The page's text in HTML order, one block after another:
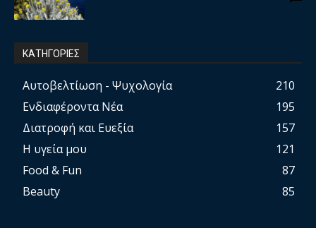
ΚΑΤΗΓΟΡΙΕΣ
Αυτοβελτίωση - Ψυχολογία
210
Ενδιαφέροντα Νέα
195
Διατροφή και Ευεξία
157
Η υγεία μου
121
Food & Fun
87
Beauty
85